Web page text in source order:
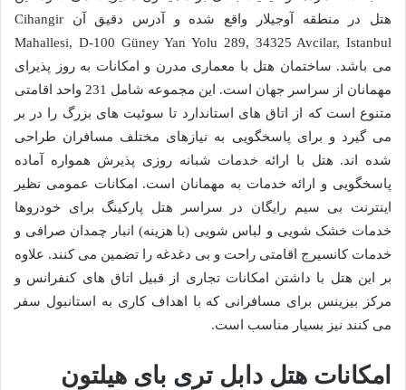
هتل در منطقه آوجیلار واقع شده و آدرس دقیق آن Cihangir
Mahallesi, D-100 Güney Yan Yolu 289, 34325 Avcilar, Istanbul
می باشد. ساختمان هتل با معماری مدرن و امکانات به روز پذیرای
مهمانان از سراسر جهان است. این مجموعه شامل 231 واحد اقامتی
متنوع است که از اتاق های استاندارد تا سوئیت های بزرگ را در بر
می گیرد و برای پاسخگویی به نیازهای مختلف مسافران طراحی
شده اند. هتل با ارائه خدمات شبانه روزی پذیرش همواره آماده
پاسخگویی و ارائه خدمات به مهمانان است. امکانات عمومی نظیر
اینترنت بی سیم رایگان در سراسر هتل پارکینگ برای خودروها
خدمات خشک شویی و لباس شویی (با هزینه) انبار چمدان صرافی و
خدمات کانسیرج اقامتی راحت و بی دغدغه را تضمین می کنند. علاوه
بر این هتل با داشتن امکانات تجاری از قبیل اتاق های کنفرانس و
مرکز بیزینس برای مسافرانی که با اهداف کاری به استانبول سفر
می کنند نیز بسیار مناسب است.
امکانات هتل دابل تری بای هیلتون